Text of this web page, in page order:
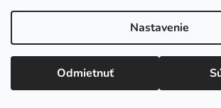
Nastavenie
Odmietnuť